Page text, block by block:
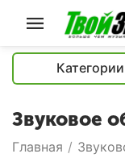
Категории
Звуковое
Главная /